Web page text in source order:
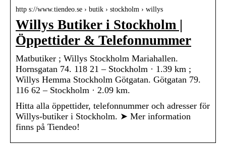
http s://www.tiendeo.se › butik › stockholm › willys
Willys Butiker i Stockholm |
Öppettider & Telefonnummer
Matbutiker ; Willys Stockholm Mariahallen.
Hornsgatan 74. 118 21 – Stockholm · 1.39 km ;
Willys Hemma Stockholm Götgatan. Götgatan 79.
116 62 – Stockholm · 2.09 km.
Hitta alla öppettider, telefonnummer och adresser för
Willys-butiker i Stockholm. ➤ Mer information
finns på Tiendeo!